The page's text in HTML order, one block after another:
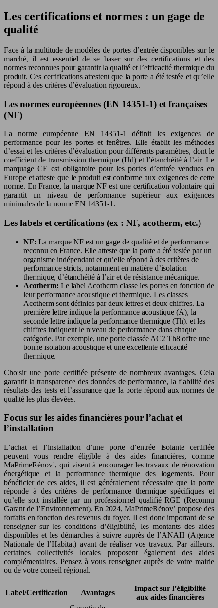
Les certifications et normes : un gage de
qualité
Face à la multitude de modèles de portes d’entrée disponibles sur le
marché, il est essentiel de se baser sur des certifications et des
normes reconnues pour garantir la qualité et l’efficacité thermique du
produit. Ces certifications attestent que la porte a été testée et qu’elle
répond à des critères d’évaluation rigoureux.
Les normes européennes (EN 14351-1) et françaises
(NF)
La norme européenne EN 14351-1 définit les exigences de
performance pour les portes et fenêtres. Elle établit les méthodes
d’essai et les critères d’évaluation pour différents paramètres, dont le
coefficient de transmission thermique (Ud) et l’étanchéité à l’air. Le
marquage CE est obligatoire pour les portes d’entrée vendues en
Europe et atteste que le produit est conforme aux exigences de cette
norme. En France, la marque NF est une certification volontaire qui
garantit un niveau de performance supérieur aux exigences
minimales de la norme EN 14351-1.
Les labels et certifications (ex : NF, acotherm, etc.)
NF: La marque NF est un gage de qualité et de performance
reconnu en France. Elle atteste que la porte a été testée par un
organisme indépendant et qu’elle répond à des critères de
performance stricts, notamment en matière d’isolation
thermique, d’étanchéité à l’air et de résistance mécanique.
Acotherm: Le label Acotherm classe les portes en fonction de
leur performance acoustique et thermique. Les classes
Acotherm sont définies par deux lettres et deux chiffres. La
première lettre indique la performance acoustique (A), la
seconde lettre indique la performance thermique (Th), et les
chiffres indiquent le niveau de performance dans chaque
catégorie. Par exemple, une porte classée AC2 Th8 offre une
bonne isolation acoustique et une excellente efficacité
thermique.
Choisir une porte certifiée présente de nombreux avantages. Cela
garantit la transparence des données de performance, la fiabilité des
résultats des tests et l’assurance que la porte répond aux normes de
qualité les plus élevées.
Focus sur les aides financières pour l’achat et
l’installation
L’achat et l’installation d’une porte d’entrée isolante certifiée
peuvent vous rendre éligible à des aides financières, comme
MaPrimeRénov’, qui visent à encourager les travaux de rénovation
énergétique et la performance thermique des logements. Pour
bénéficier de ces aides, il est généralement nécessaire que la porte
réponde à des critères de performance thermique spécifiques et
qu’elle soit installée par un professionnel qualifié RGE (Reconnu
Garant de l’Environnement). En 2024, MaPrimeRénov’ propose des
forfaits en fonction des revenus du foyer. Il est donc important de se
renseigner sur les conditions d’éligibilité, les montants des aides
disponibles et les démarches à suivre auprès de l’ANAH (Agence
Nationale de l’Habitat) avant de réaliser vos travaux. Par ailleurs,
certaines collectivités locales proposent également des aides
complémentaires. Pensez à vous renseigner auprès de votre mairie
ou de votre conseil régional.
Label/Certification Avantages
Impact sur l’éligibilité
aux aides financières